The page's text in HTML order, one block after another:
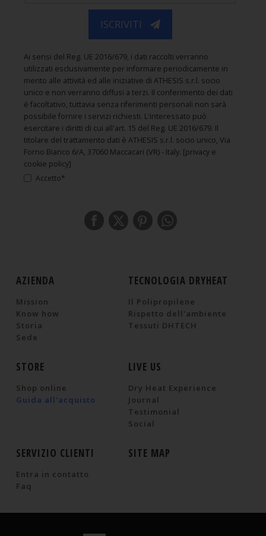
ISCRIVITI
Ai sensi del Reg. UE 2016/679, i dati raccolti verranno
utilizzati esclusivamente per informare periodicamente in
merito alle attività ed alle iniziative di ATHESIS s.r.l. socio
unico e non verranno diffusi a terzi. Il conferimento dei dati
è facoltativo, tuttavia senza riferimenti personali non sarà
possibile fornire i servizi richiesti. L'interessato può
esercitare i diritti di cui all'art. 15 del Reg. UE 2016/679. Il
titolare del trattamento dati è ATHESIS s.r.l. socio unico, Via
Forno Bianco 6/A, 37060 Maccacari (VR) - Italy. [privacy e
cookie policy]
Accetto*
AZIENDA
Mission
Know how
Storia
Sede
TECNOLOGIA DRYHEAT
Il Polipropilene
Rispetto dell'ambiente
Tessuti DHTECH
STORE
Shop online
Guida all'acquisto
LIVE US
Dry Heat Experience
Journal
Testimonial
Social
SERVIZIO CLIENTI
Entra in contatto
Faq
SITE MAP